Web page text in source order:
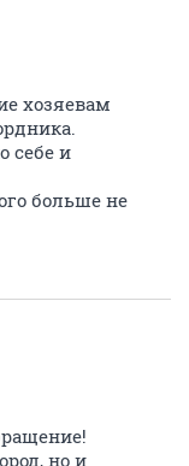
хозяевам
себе и
больше не
но и